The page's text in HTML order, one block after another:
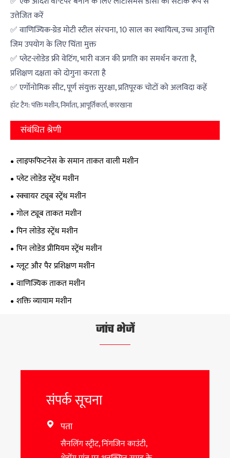
उत्तेजित करें
✅ वाणिज्यिक-ग्रेड मोटी स्टील संरचना, 10 साल का स्थायित्व, उच्च आवृत्ति
जिम उपयोग के लिए चिंता मुक्त
✅ प्लेट-लोडेड फ्री वेटिंग, भारी वजन की प्रगति का समर्थन करता है,
प्रशिक्षण दक्षता को दोगुना करता है
✅ एर्गोनोमिक सीट, पूर्ण संयुक्त सुरक्षा, प्रतिपूरक चोटों को अलविदा कहें
हॉट टैग: पंक्ति मशीन, निर्माता, आपूर्तिकर्ता, कारखाना
संबंधित श्रेणी
लाइफफिटनेस के समान ताकत वाली मशीन
प्लेट लोडेड स्ट्रेंथ मशीन
स्क्वायर ट्यूब स्ट्रेंथ मशीन
गोल ट्यूब ताकत मशीन
पिन लोडेड स्ट्रेंथ मशीन
पिन लोडेड प्रीमियम स्ट्रेंथ मशीन
ग्लूट और पैर प्रशिक्षण मशीन
वाणिज्यिक ताकत मशीन
शक्ति व्यायाम मशीन
जांच भेजें
संपर्क सूचना
 पता
सैनलिंग स्ट्रीट, निंगजिन काउंटी,